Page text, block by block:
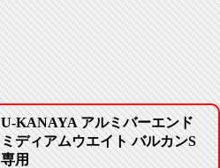
U-KANAYA アルミバーエンド
ミディアムウエイト バルカンS
専用